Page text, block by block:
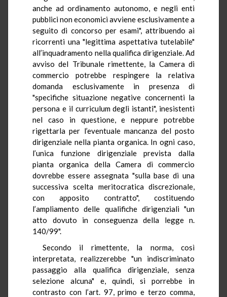
anche ad ordinamento autonomo, e negli enti
pubblici non economici avviene esclusivamente a
seguito di concorso per esami", attribuendo ai
ricorrenti una "legittima aspettativa tutelabile"
all’inquadramento nella qualifica dirigenziale. Ad
avviso del Tribunale rimettente, la Camera di
commercio potrebbe respingere la relativa
domanda esclusivamente in presenza di
"specifiche situazione negative concernenti la
persona e il curriculum degli istanti", inesistenti
nel caso in questione, e neppure potrebbe
rigettarla per l’eventuale mancanza del posto
dirigenziale nella pianta organica. In ogni caso,
l’unica funzione dirigenziale prevista dalla
pianta organica della Camera di commercio
dovrebbe essere assegnata "sulla base di una
successiva scelta meritocratica discrezionale,
con apposito contratto", costituendo
l’ampliamento delle qualifiche dirigenziali "un
atto dovuto in conseguenza della legge n.
140/99".
Secondo il rimettente, la norma, così
interpretata, realizzerebbe "un indiscriminato
passaggio alla qualifica dirigenziale, senza
selezione alcuna" e, quindi, si porrebbe in
contrasto con l’art. 97, primo e terzo comma,